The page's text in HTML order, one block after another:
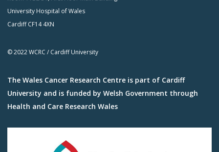
University Hospital of Wales
Cardiff CF14 4XN
© 2022 WCRC / Cardiff University
The Wales Cancer Research Centre is part of Cardiff
University and is funded by Welsh Government through
Health and Care Research Wales